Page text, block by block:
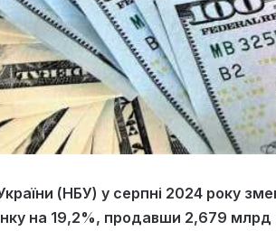
(НБУ) у серпні 2024 року
на 19,2%, продавши 2,679